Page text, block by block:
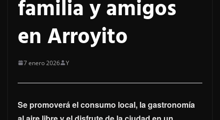
familia y amigos
en Arroyito
7 enero 2026 Y
Se promoverá el consumo local, la gastronomía